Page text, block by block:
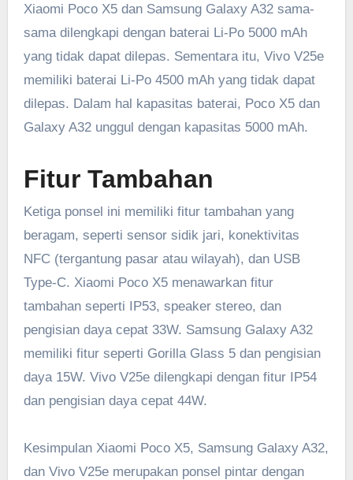
Xiaomi Poco X5 dan Samsung Galaxy A32 sama-
sama dilengkapi dengan baterai Li-Po 5000 mAh
yang tidak dapat dilepas. Sementara itu, Vivo V25e
memiliki baterai Li-Po 4500 mAh yang tidak dapat
dilepas. Dalam hal kapasitas baterai, Poco X5 dan
Galaxy A32 unggul dengan kapasitas 5000 mAh.
Fitur Tambahan
Ketiga ponsel ini memiliki fitur tambahan yang
beragam, seperti sensor sidik jari, konektivitas
NFC (tergantung pasar atau wilayah), dan USB
Type-C. Xiaomi Poco X5 menawarkan fitur
tambahan seperti IP53, speaker stereo, dan
pengisian daya cepat 33W. Samsung Galaxy A32
memiliki fitur seperti Gorilla Glass 5 dan pengisian
daya 15W. Vivo V25e dilengkapi dengan fitur IP54
dan pengisian daya cepat 44W.
Kesimpulan Xiaomi Poco X5, Samsung Galaxy A32,
dan Vivo V25e merupakan ponsel pintar dengan